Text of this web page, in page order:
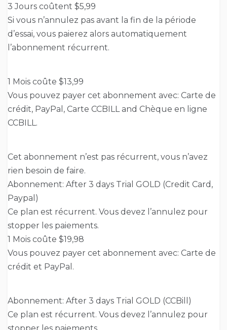
3 Jours coûtent $5,99
Si vous n’annulez pas avant la fin de la période
d’essai, vous paierez alors automatiquement
l’abonnement récurrent.
1 Mois coûte $13,99
Vous pouvez payer cet abonnement avec: Carte de
crédit, PayPal, Carte CCBILL and Chèque en ligne
CCBILL.
Cet abonnement n’est pas récurrent, vous n’avez
rien besoin de faire.
Abonnement: After 3 days Trial GOLD (Credit Card,
Paypal)
Ce plan est récurrent. Vous devez l’annulez pour
stopper les paiements.
1 Mois coûte $19,98
Vous pouvez payer cet abonnement avec: Carte de
crédit et PayPal.
Abonnement: After 3 days Trial GOLD (CCBill)
Ce plan est récurrent. Vous devez l’annulez pour